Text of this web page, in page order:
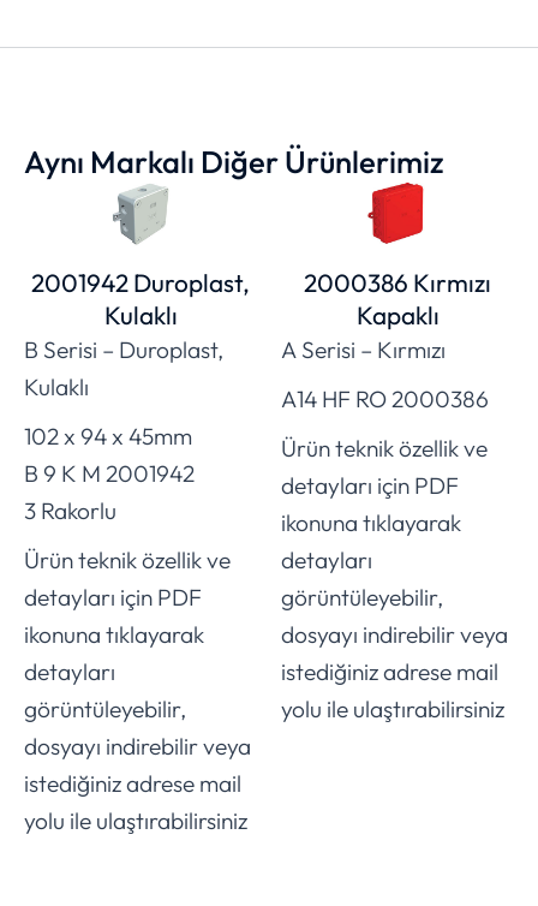
Aynı Markalı Diğer Ürünlerimiz
2001942 Duroplast,
Kulaklı
B Serisi – Duroplast,
Kulaklı
102 x 94 x 45mm
B 9 K M 2001942
3 Rakorlu
Ürün teknik özellik ve
detayları için PDF
ikonuna tıklayarak
detayları
görüntüleyebilir,
dosyayı indirebilir veya
istediğiniz adrese mail
yolu ile ulaştırabilirsiniz
2000386 Kırmızı
Kapaklı
A Serisi – Kırmızı
A14 HF RO 2000386
Ürün teknik özellik ve
detayları için PDF
ikonuna tıklayarak
detayları
görüntüleyebilir,
dosyayı indirebilir veya
istediğiniz adrese mail
yolu ile ulaştırabilirsiniz